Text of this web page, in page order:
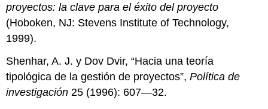
proyectos: la clave para el éxito del proyecto
(Hoboken, NJ: Stevens Institute of Technology,
1999).
Shenhar, A. J. y Dov Dvir, “Hacia una teoría
tipológica de la gestión de proyectos”,Política de
investigación 25 (1996): 607—32.